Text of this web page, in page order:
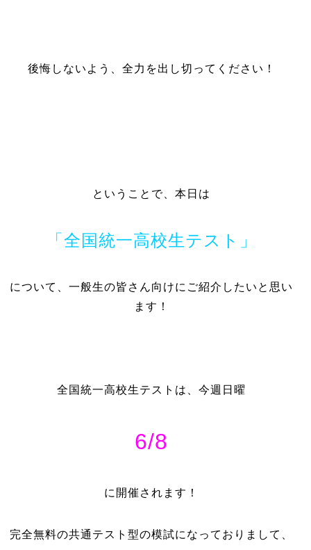
後悔しないよう、全力を出し切ってください！
ということで、本日は
「全国統一高校生テスト」
について、一般生の皆さん向けにご紹介したいと思い
ます！
全国統一高校生テストは、今週日曜
6/8
に開催されます！
完全無料の共通テスト型の模試になっておりまして、